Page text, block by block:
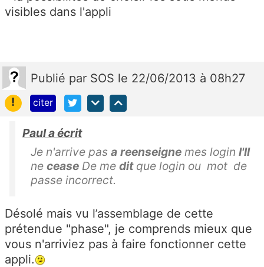
visibles dans l'appli
Publié par SOS le 22/06/2013 à 08h27
!
citer
Paul a écrit
Je n'arrive pas a reenseigne mes login I'll
ne cease De me ditque login ou mot de
passe incorrect.
Désolé mais vu l’assemblage de cette
prétendue "phase", je comprends mieux que
vous n'arriviez pas à faire fonctionner cette
appli.